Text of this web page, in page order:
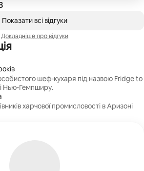
8 відгуків.
Показати всі відгуки
Докладніше про відгуки
шеф-кухаря під назвою Fridge to
Нью-Гемпширу.
харчової промисловості в Аризоні